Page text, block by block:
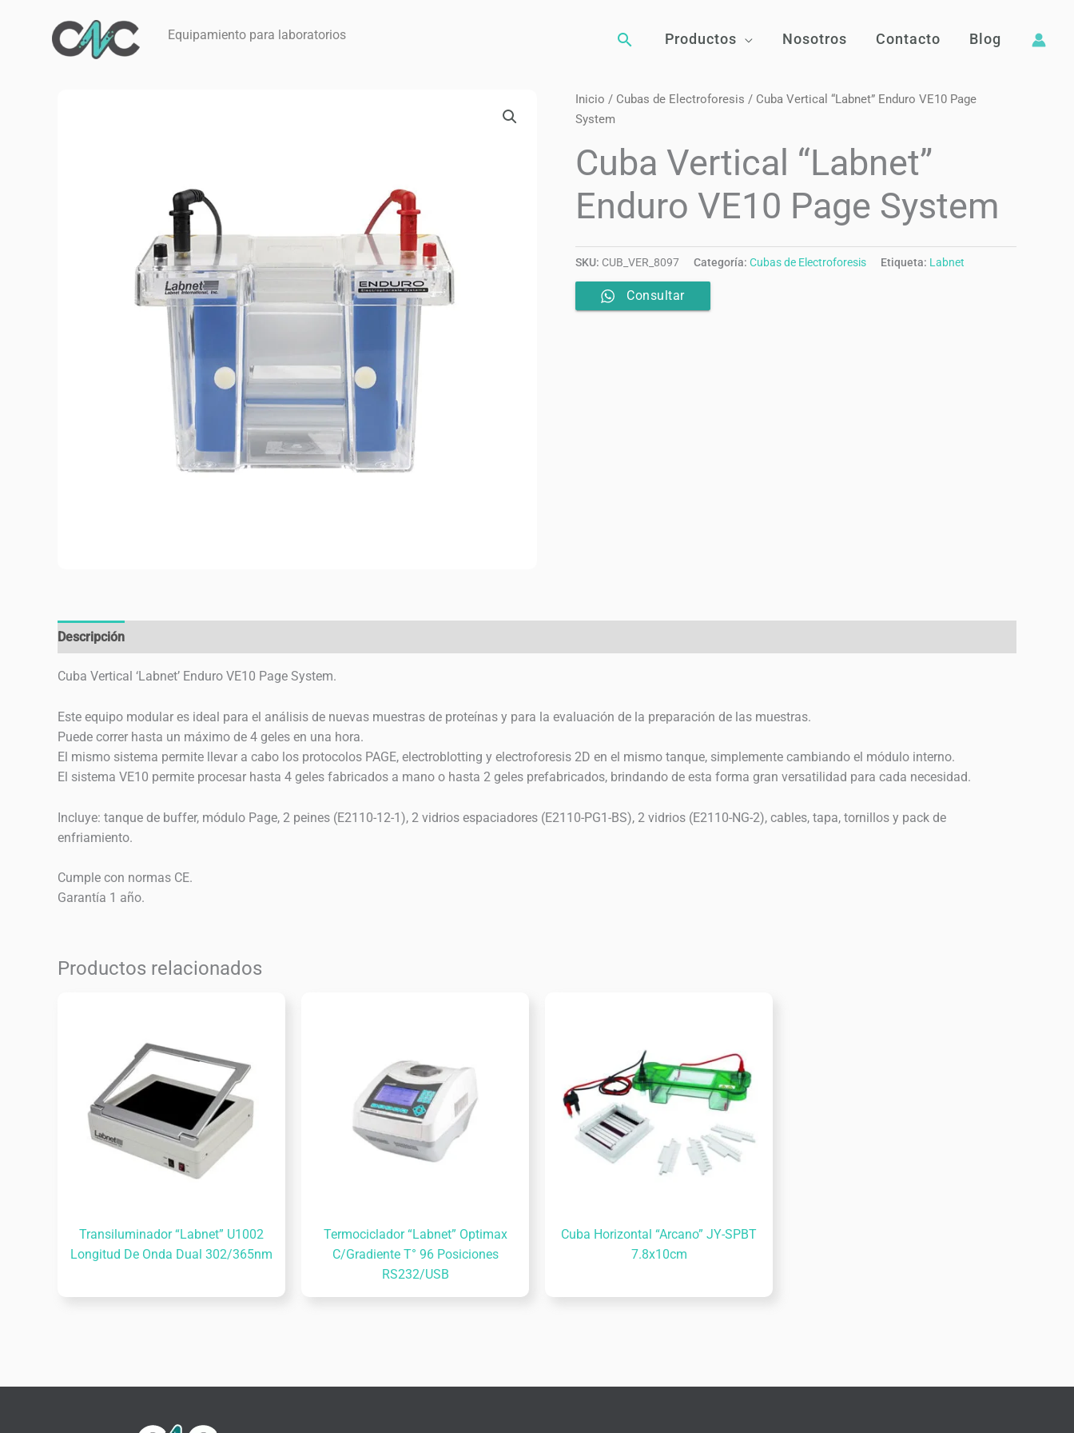
contenido
Equipamiento para laboratorios BuscarProductos Nosotros Contacto Blog
Inicio / Cubas de Electroforesis / Cuba Vertical “Labnet” Enduro VE10 Page
System
Cuba Vertical “Labnet”
Enduro VE10 Page System
SKU: CUB_VER_8097 Categoría: Cubas de Electroforesis Etiqueta: Labnet
Consultar
Descripción
Cuba Vertical ‘Labnet’ Enduro VE10 Page System.
Este equipo modular es ideal para el análisis de nuevas muestras de proteínas y para la evaluación de la preparación de las muestras.
Puede correr hasta un máximo de 4 geles en una hora.
El mismo sistema permite llevar a cabo los protocolos PAGE, electroblotting y electroforesis 2D en el mismo tanque, simplemente cambiando el módulo interno.
El sistema VE10 permite procesar hasta 4 geles fabricados a mano o hasta 2 geles prefabricados, brindando de esta forma gran versatilidad para cada necesidad.
Incluye: tanque de buffer, módulo Page, 2 peines (E2110-12-1), 2 vidrios espaciadores (E2110-PG1-BS), 2 vidrios (E2110-NG-2), cables, tapa, tornillos y pack de
enfriamiento.
Cumple con normas CE.
Garantía 1 año.
Productos relacionados
Transiluminador “Labnet” U1002
Longitud De Onda Dual 302/365nm
Termociclador “Labnet” Optimax
C/Gradiente T° 96 Posiciones
RS232/USB
Cuba Horizontal “Arcano” JY-SPBT
7.8x10cm